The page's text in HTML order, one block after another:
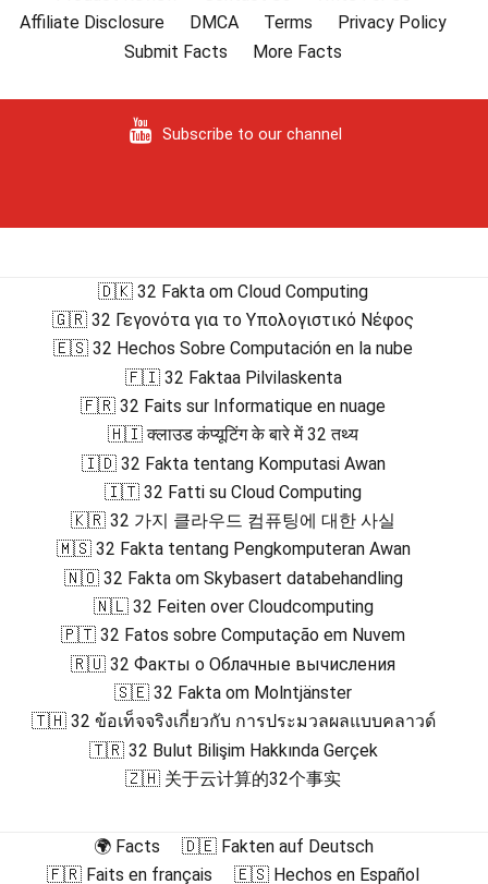
Affiliate Disclosure
DMCA Terms
Privacy Policy
Submit Facts
More Facts
Subscribe to our channel
🇩🇰 32 Fakta om Cloud Computing
🇬🇷 32 Γεγονότα για το Υπολογιστικό Νέφος
🇪🇸 32 Hechos Sobre Computación en la nube
🇫🇮 32 Faktaa Pilvilaskenta
🇫🇷 32 Faits sur Informatique en nuage
🇭🇮 क्लाउड कंप्यूटिंग के बारे में 32 तथ्य
🇮🇩 32 Fakta tentang Komputasi Awan
🇮🇹 32 Fatti su Cloud Computing
🇰🇷 32 가지 클라우드 컴퓨팅에 대한 사실
🇲🇸 32 Fakta tentang Pengkomputeran Awan
🇳🇴 32 Fakta om Skybasert databehandling
🇳🇱 32 Feiten over Cloudcomputing
🇵🇹 32 Fatos sobre Computação em Nuvem
🇷🇺 32 Факты о Облачные вычисления
🇸🇪 32 Fakta om Molntjänster
🇹🇭 32 ข้อเท็จจริงเกี่ยวกับ การประมวลผลแบบคลาวด์
🇹🇷 32 Bulut Bilişim Hakkında Gerçek
🇿🇭 关于云计算的32个事实
🌍 Facts
🇩🇪 Fakten auf Deutsch
🇫🇷 Faits en français
🇪🇸 Hechos en Español